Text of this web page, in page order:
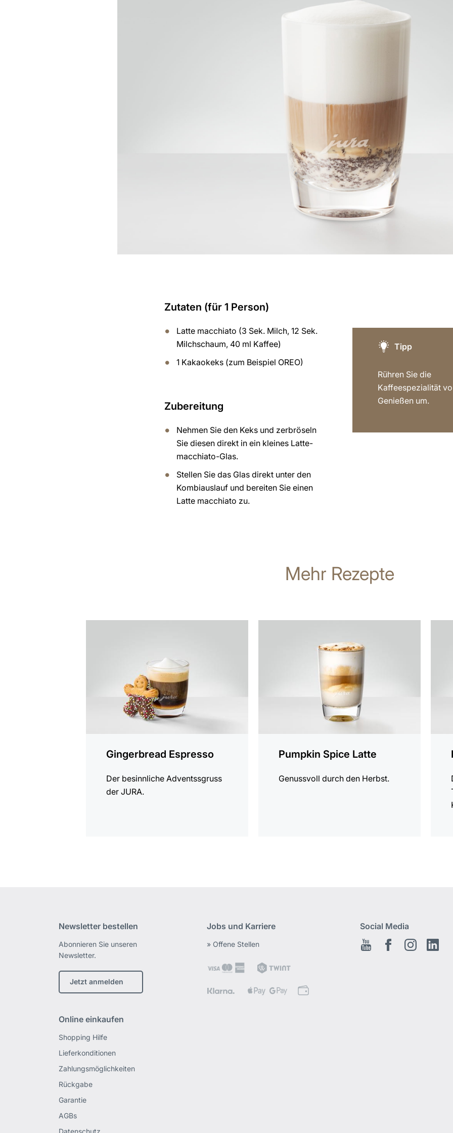
Zutaten (für 1 Person)
Latte macchiato (3 Sek. Milch, 12 Sek.
Milchschaum, 40 ml Kaffee)
1 Kakaokeks (zum Beispiel OREO)
Zubereitung
Nehmen Sie den Keks und zerbröseln
Sie diesen direkt in ein kleines Latte-
macchiato-Glas.
Stellen Sie das Glas direkt unter den
Kombiauslauf und bereiten Sie einen
Latte macchiato zu.
Tipp
Rühren Sie die
Kaffeespezialität
Genießen um.
Mehr Rezepte
Gingerbread Espresso
Der besinnliche Adventssgruss
der JURA.
Pumpkin Spice Latte
Genussvoll durch den Herbst.
Newsletter bestellen
Abonnieren Sie unseren
Newsletter.
Jetzt anmelden
Jobs und Karriere
» Offene Stellen
Social Media
Youtube FacebookInstagram
Online einkaufen
Shopping Hilfe
Lieferkonditionen
Zahlungsmöglichkeiten
Rückgabe
Garantie
AGBs
Datenschutz